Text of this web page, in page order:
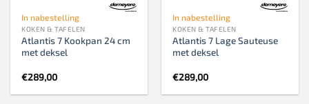
In nabestelling
KOKEN & TAFELEN
Atlantis 7 Kookpan 24 cm
met deksel
€289,00
In nabestelling
KOKEN & TAFELEN
Atlantis 7 Lage Sauteuse
met deksel
€289,00